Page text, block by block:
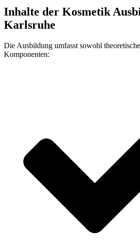
Inhalte der Kosmetik
Karlsruhe
Die Ausbildung umfasst sowohl
Komponenten: